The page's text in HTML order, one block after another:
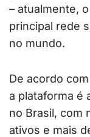
– atualmente,
principal rede
no mundo.
De acordo
a plataforma é
no Brasil, com
ativos e mais